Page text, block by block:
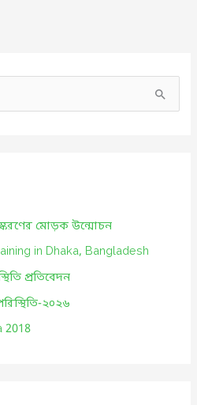
মোড়ক উন্মোচন
in Dhaka, Bangladesh
প্রতিবেদন
২০২৬
2018